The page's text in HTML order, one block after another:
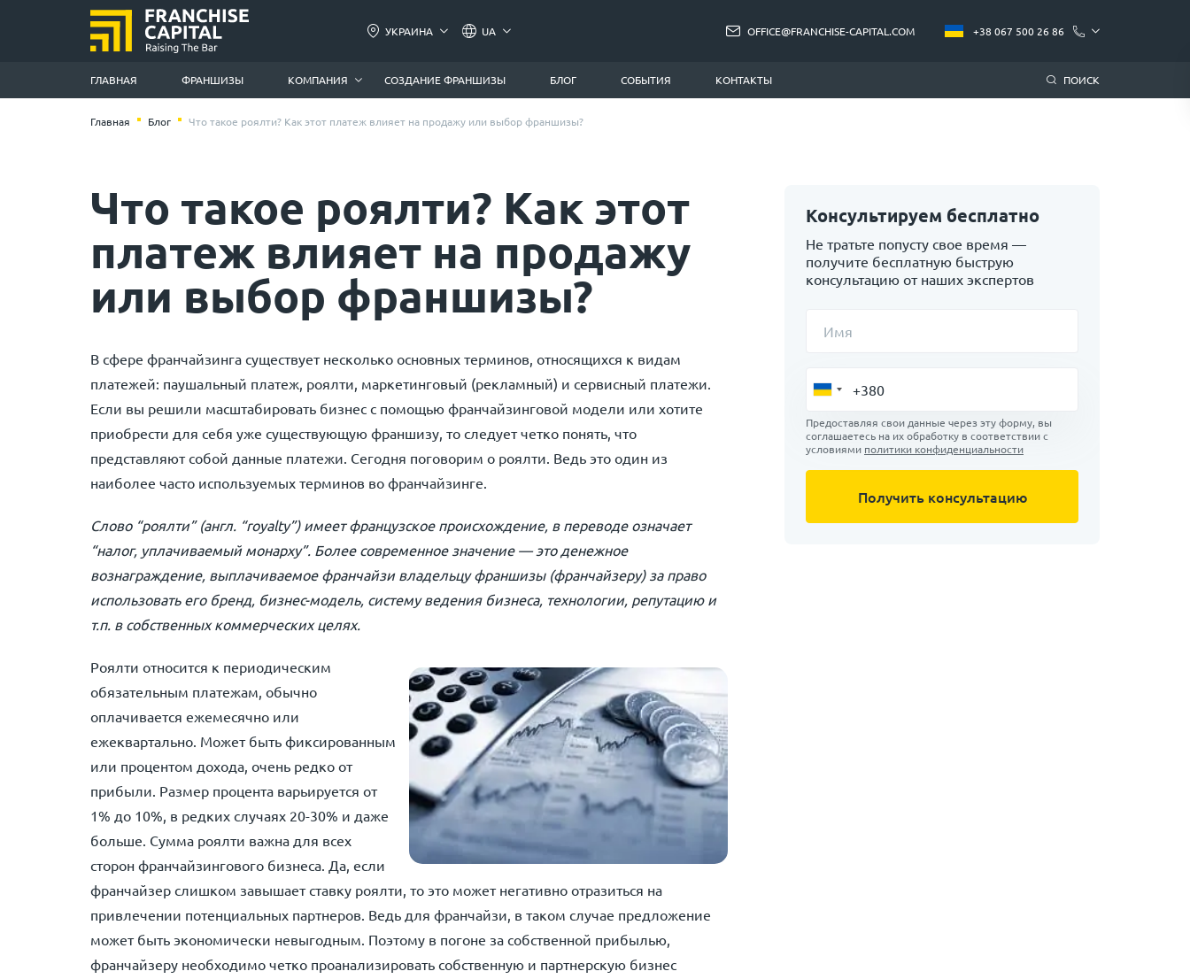
УКРАИНА UA OFFICE@FRANCHISE-CAPITAL.COM +38 067 500 26 86
ГЛАВНАЯ ФРАНШИЗЫ КОМПАНИЯ СОЗДАНИЕ ФРАНШИЗЫ БЛОГ СОБЫТИЯ КОНТАКТЫ ПОИСК
Главная Блог Что такое роялти? Как этот платеж влияет на продажу или выбор франшизы?
Что такое роялти? Как этот
платеж влияет на продажу
или выбор франшизы?
В сфере франчайзинга существует несколько основных терминов, относящихся к видам
платежей: паушальный платеж, роялти, маркетинговый (рекламный) и сервисный платежи.
Если вы решили масштабировать бизнес с помощью франчайзинговой модели или хотите
приобрести для себя уже существующую франшизу, то следует четко понять, что
представляют собой данные платежи. Сегодня поговорим о роялти. Ведь это один из
наиболее часто используемых терминов во франчайзинге.
Слово “роялти” (англ. “royalty”) имеет французское происхождение, в переводе означает
“налог, уплачиваемый монарху”. Более современное значение — это денежное
вознаграждение, выплачиваемое франчайзи владельцу франшизы (франчайзеру) за право
использовать его бренд, бизнес-модель, систему ведения бизнеса, технологии, репутацию и
т.п. в собственных коммерческих целях.
Роялти относится к периодическим
обязательным платежам, обычно
оплачивается ежемесячно или
ежеквартально. Может быть фиксированным
или процентом дохода, очень редко от
прибыли. Размер процента варьируется от
1% до 10%, в редких случаях 20-30% и даже
больше. Сумма роялти важна для всех
сторон франчайзингового бизнеса. Да, если
франчайзер слишком завышает ставку роялти, то это может негативно отразиться на
привлечении потенциальных партнеров. Ведь для франчайзи, в таком случае предложение
может быть экономически невыгодным. Поэтому в погоне за собственной прибылью,
франчайзеру необходимо четко проанализировать собственную и партнерскую бизнес
Консультируем бесплатно
Не тратьте попусту свое время —
получите бесплатную быструю
консультацию от наших экспертов
Имя
Предоставляя свои данные через эту форму, вы
соглашаетесь на их обработку в соответствии с
условиями политики конфиденциальности